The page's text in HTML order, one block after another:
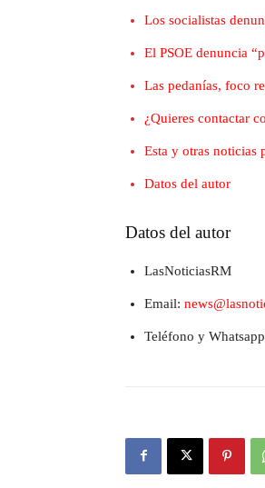
Los socialistas
El PSOE denuncia
Las pedanías, foco
¿Quieres contactar
Esta y otras noticias
Datos del autor
Datos del autor
LasNoticiasRM
Email:
Teléfono y